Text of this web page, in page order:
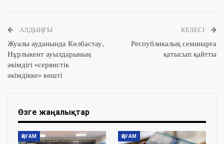
АЛДЫҢҒЫ
Жуалы ауданында Көлбастау,
Нұрлыкент ауылдарының
әкімдігі «сервистік
әкімдікке» көшті
КЕЛЕСІ
Республикалық семинарға
қатысып қайтты
Өзге жаңалықтар
ҚОҒАМ ҚОҒАМ